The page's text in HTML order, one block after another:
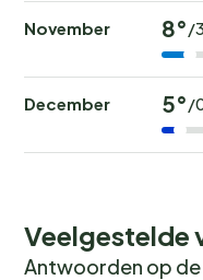
November 8°/
December 5°/
Veelgestelde
Antwoorden op